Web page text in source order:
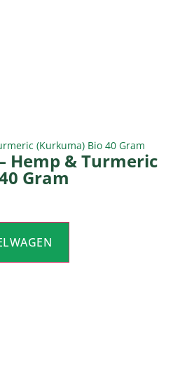
(Kurkuma) Bio 40 Gram
Hemp & Turmeric
Gram